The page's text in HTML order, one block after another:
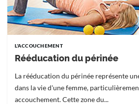
L'ACCOUCHEMENT
Rééducation du périnée
La rééducation du périnée représente
dans la vie d'une femme,
accouchement. Cette zone du...